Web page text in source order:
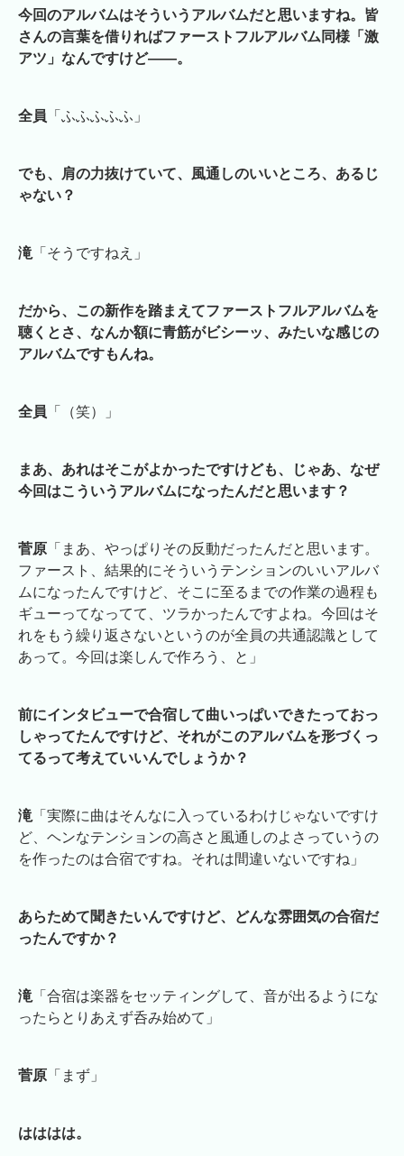
今回のアルバムはそういうアルバムだと思いますね。皆
さんの言葉を借りればファーストフルアルバム同様「激
アツ」なんですけど――。
全員 「ふふふふふ」
でも、肩の力抜けていて、風通しのいいところ、あるじ
ゃない？
滝 「そうですねえ」
だから、この新作を踏まえてファーストフルアルバムを
聴くとさ、なんか額に青筋がビシーッ、みたいな感じの
アルバムですもんね。
全員 「（笑）」
まあ、あれはそこがよかったですけども、じゃあ、なぜ
今回はこういうアルバムになったんだと思います？
菅原 「まあ、やっぱりその反動だったんだと思います。
ファースト、結果的にそういうテンションのいいアルバ
ムになったんですけど、そこに至るまでの作業の過程も
ギューってなってて、ツラかったんですよね。今回はそ
れをもう繰り返さないというのが全員の共通認識として
あって。今回は楽しんで作ろう、と」
前にインタビューで合宿して曲いっぱいできたっておっ
しゃってたんですけど、それがこのアルバムを形づくっ
てるって考えていいんでしょうか？
滝 「実際に曲はそんなに入っているわけじゃないですけ
ど、ヘンなテンションの高さと風通しのよさっていうの
を作ったのは合宿ですね。それは間違いないですね」
あらためて聞きたいんですけど、どんな雰囲気の合宿だ
ったんですか？
滝 「合宿は楽器をセッティングして、音が出るようにな
ったらとりあえず呑み始めて」
菅原 「まず」
はははは。